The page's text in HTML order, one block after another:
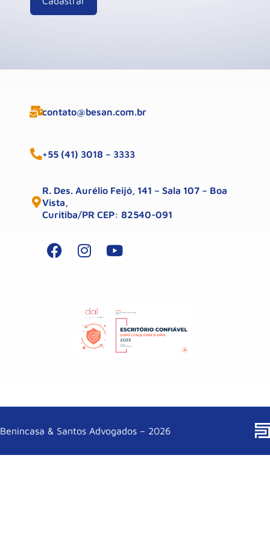
contato@besan.com.br
+55 (41) 3018 – 3333
R. Des. Aurélio Feijó, 141 – Sala 107 – Boa
Vista,
Curitiba/PR CEP: 82540-091
Benincasa & Santos Advogados – 2026